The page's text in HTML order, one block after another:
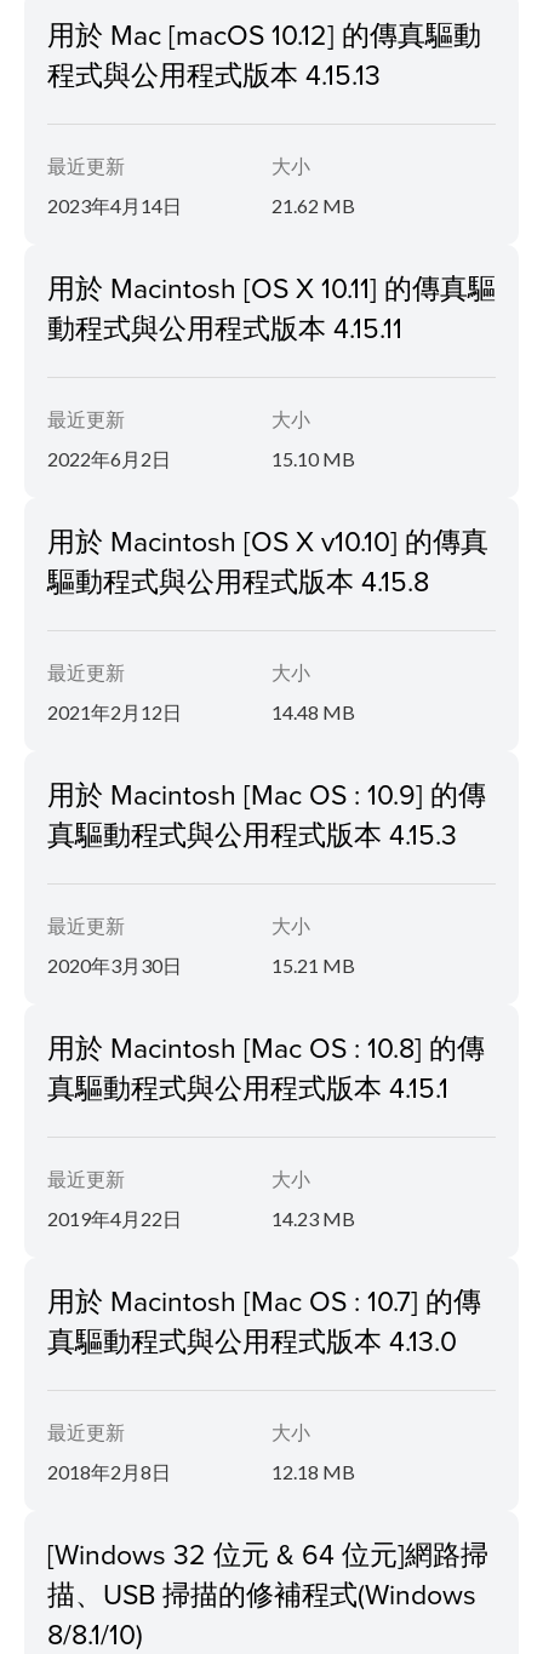
用於 Mac [macOS 10.12] 的傳真驅動
程式與公用程式版本 4.15.13
最近更新
2023年4月14日
大小
21.62 MB
用於 Macintosh [OS X 10.11] 的傳真驅
動程式與公用程式版本 4.15.11
最近更新
2022年6月2日
大小
15.10 MB
用於 Macintosh [OS X v10.10] 的傳真
驅動程式與公用程式版本 4.15.8
最近更新
2021年2月12日
大小
14.48 MB
用於 Macintosh [Mac OS : 10.9] 的傳
真驅動程式與公用程式版本 4.15.3
最近更新
2020年3月30日
大小
15.21 MB
用於 Macintosh [Mac OS : 10.8] 的傳
真驅動程式與公用程式版本 4.15.1
最近更新
2019年4月22日
大小
14.23 MB
用於 Macintosh [Mac OS : 10.7] 的傳
真驅動程式與公用程式版本 4.13.0
最近更新
2018年2月8日
大小
12.18 MB
[Windows 32 位元 & 64 位元]網路掃
描、USB 掃描的修補程式(Windows
8/8.1/10)